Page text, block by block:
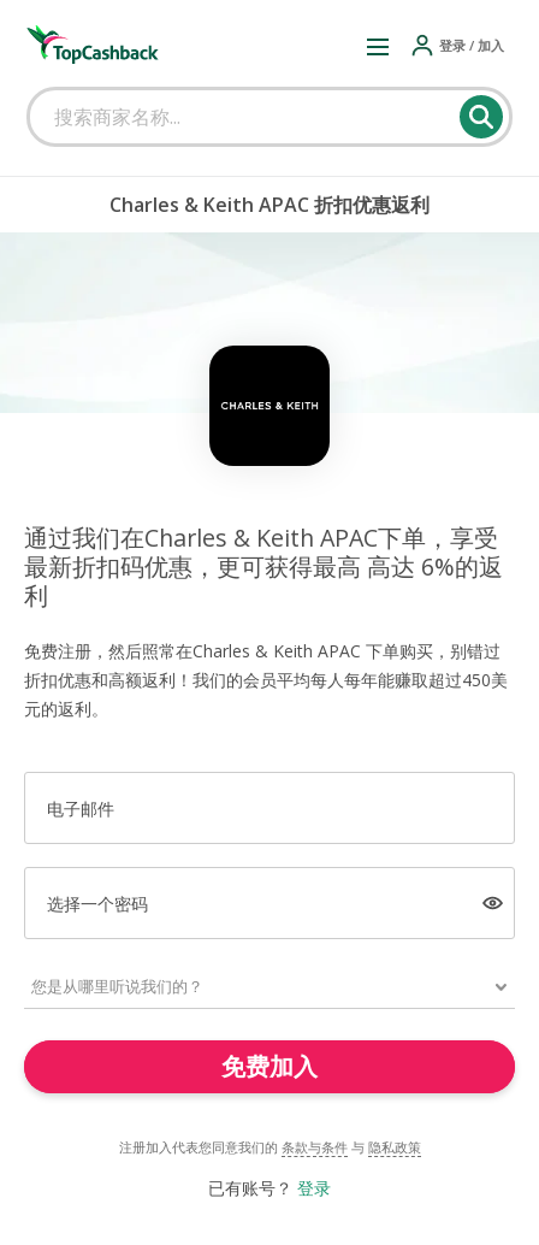
登录 / 加入
Charles & Keith APAC 折扣优惠返利
通过我们在Charles & Keith APAC下单，享受
最新折扣码优惠，更可获得最高 高达 6%的返
利
免费注册，然后照常在Charles & Keith APAC 下单购买，别错过
折扣优惠和高额返利！我们的会员平均每人每年能赚取超过450美
元的返利。
电子邮件
选择一个密码
免费加入
注册加入代表您同意我们的 条款与条件 与 隐私政策
已有账号？ 登录